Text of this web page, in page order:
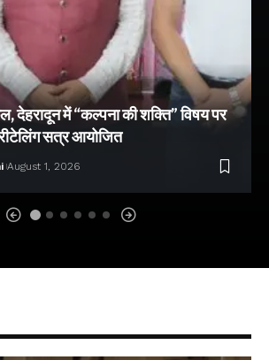
देहरादून में “कल्पना की शक्ति” विषय पर
सत्र आयोजित
August 1, 2026